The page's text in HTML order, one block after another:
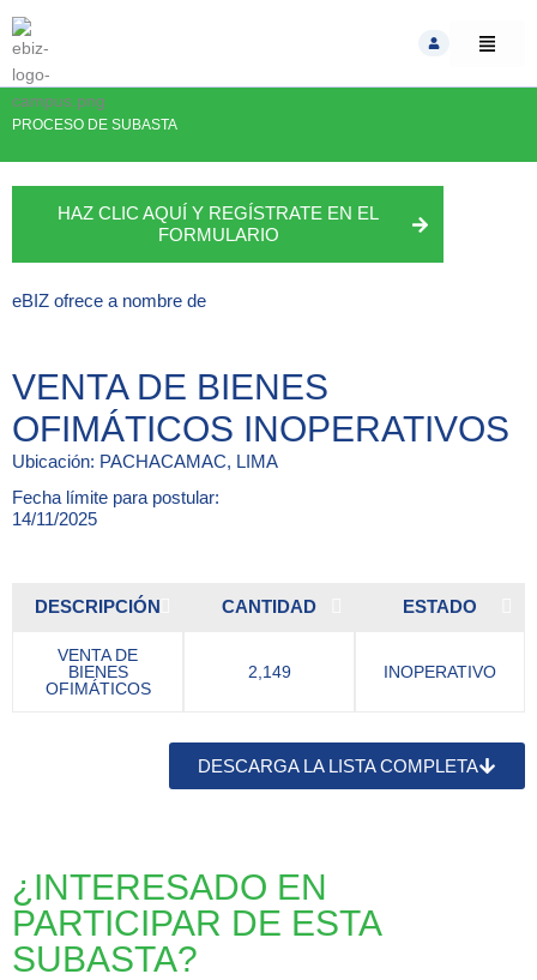
to
content
PROCESO DE SUBASTA
HAZ CLIC AQUÍ Y REGÍSTRATE EN EL
FORMULARIO
eBIZ ofrece a nombre de
VENTA DE BIENES
OFIMÁTICOS INOPERATIVOS
Ubicación: PACHACAMAC, LIMA
Fecha límite para postular:
14/11/2025
DESCRIPCIÓN CANTIDAD ESTADO
VENTA DE
BIENES
OFIMÁTICOS
2,149 INOPERATIVO
DESCARGA LA LISTA COMPLETA
¿INTERESADO EN
PARTICIPAR DE ESTA
SUBASTA?